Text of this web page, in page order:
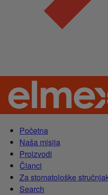
Početna
Naša misija
Proizvodi
Članci
Za stomatološke
Search